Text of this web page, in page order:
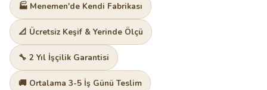
🏭 Menemen'de Kendi Fabrikası
📐 Ücretsiz Keşif & Yerinde Ölçü
🔧 2 Yıl İşçilik Garantisi
🚚 Ortalama 3-5 İş Günü Teslim